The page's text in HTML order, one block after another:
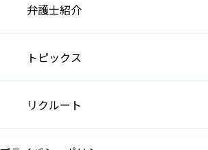
弁護士紹介
トピックス
リクルート